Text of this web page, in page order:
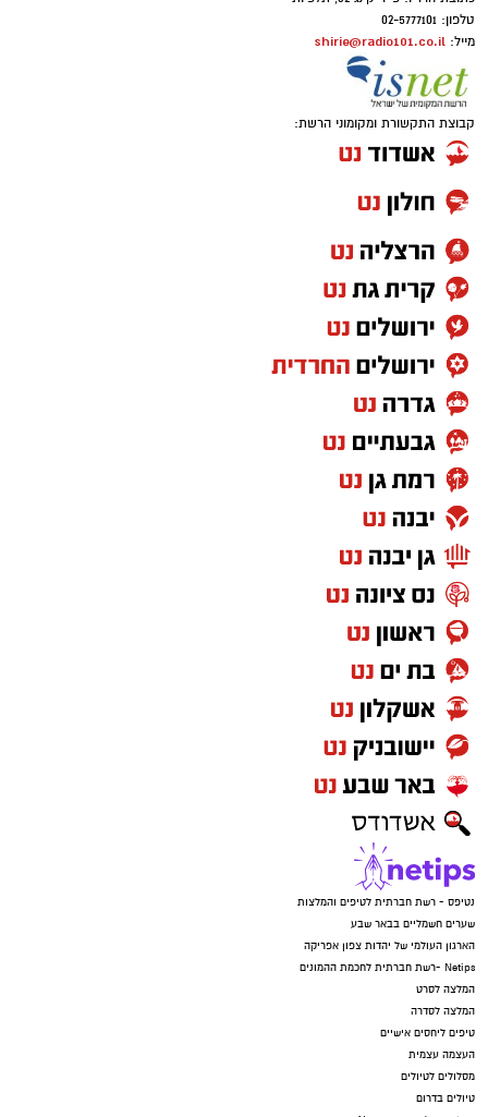
טלפון: 02-5777101
מייל: shirie@radio101.co.il
קבוצת התקשורת ומקומוני הרשת:
נטיפס - רשת חברתית לטיפים והמלצות
שערים חשמליים בבאר שבע
הארגון העולמי של יהדות צפון אפריקה
Netips -רשת חברתית לחכמת ההמונים
המלצה לסרט
המלצה לסדרה
טיפים ליחסים אישיים
העצמה עצמית
מסלולים לטיולים
טיולים בדרום